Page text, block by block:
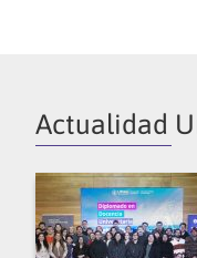
Actualidad